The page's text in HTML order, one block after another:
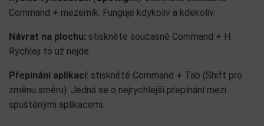
Command + mezerník. Funguje kdykoliv a kdekoliv.
Návrat na plochu: stiskněte současně Command + H.
Rychleji to už nejde.
Přepínání aplikací: stisknětě Command + Tab (Shift pro
změnu směru). Jedná se o nejrychlejší přepínání mezi
spuštěnými aplikacemi.